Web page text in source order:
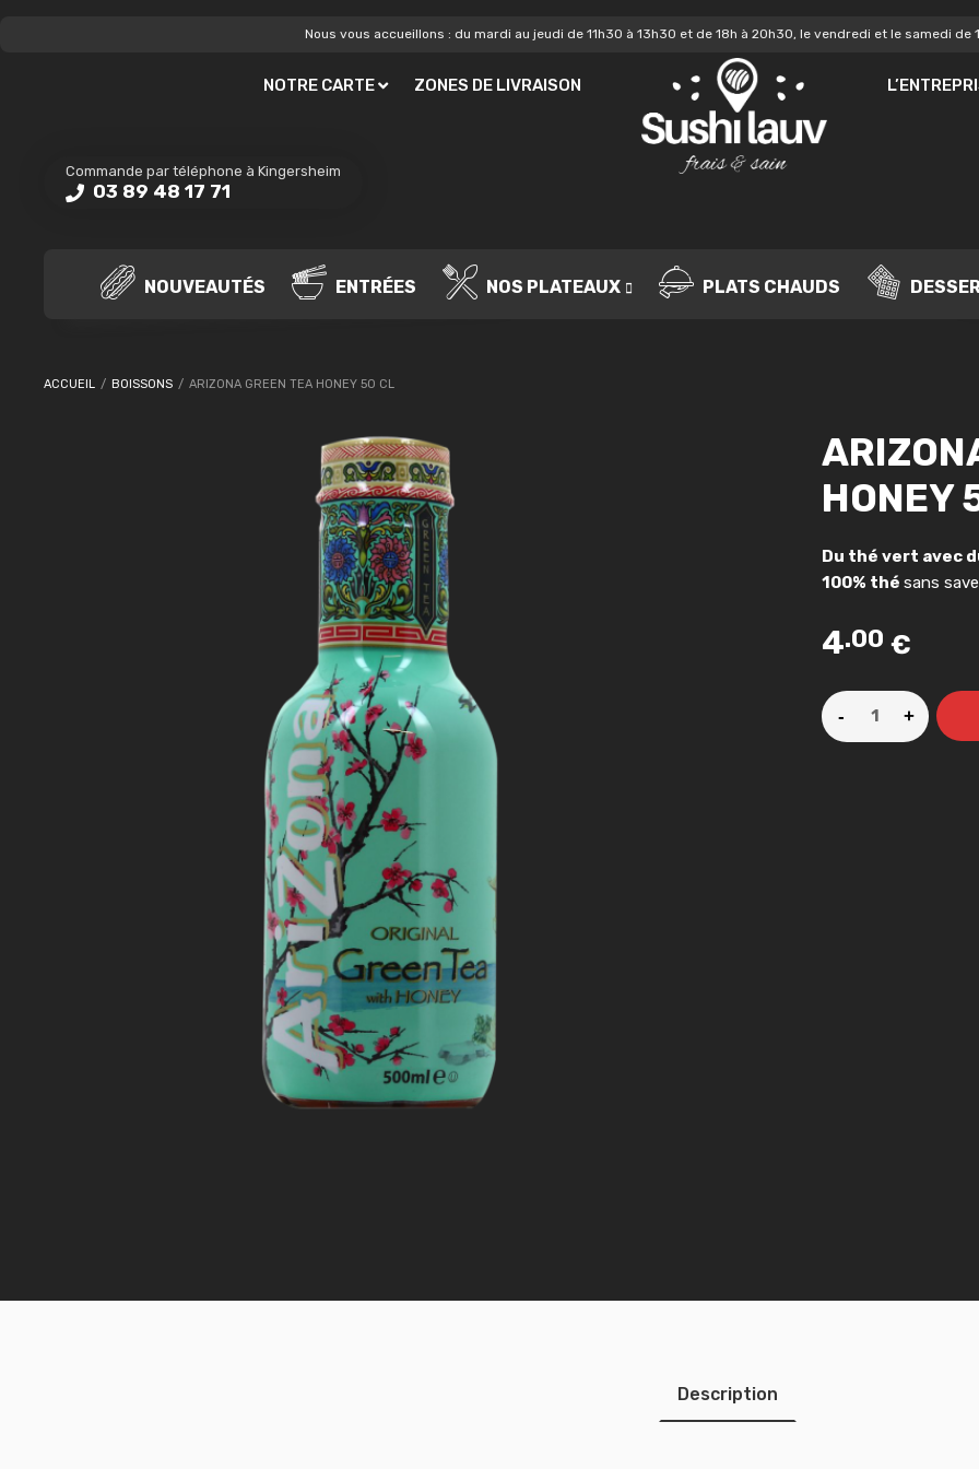
Nous vous accueillons : du mardi au jeudi de 11h30 à 13h30 et de 18h à 20h30, le vendredi et le samedi de
NOTRE CARTE ZONES DE LIVRAISON
Commande par téléphone à Kingersheim
03 89 48 17 71
MOT DE PASSE
SE SOUVENIR DE MOI
NOUVEAUTÉS ENTRÉES NOS PLATEAUX PLATS CHAUDS
ACCUEIL / BOISSONS / ARIZONA GREEN TEA HONEY 50 CL
HONEY
Du thé vert avec
100% thé sans
4.00 €
Description